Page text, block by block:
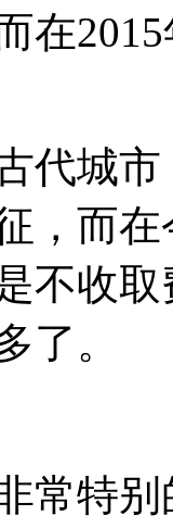
在
代城
，而
不收
了。
常特